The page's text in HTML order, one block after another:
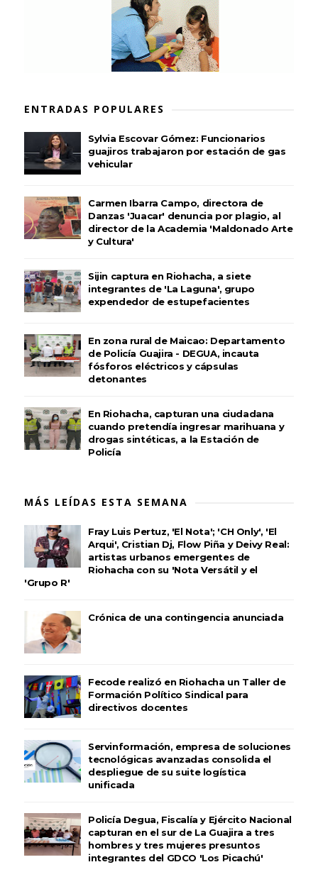
ENTRADAS POPULARES
Sylvia Escovar Gómez: Funcionarios
guajiros trabajaron por estación de gas
vehicular
Carmen Ibarra Campo, directora de
Danzas 'Juacar' denuncia por plagio, al
director de la Academia 'Maldonado Arte
y Cultura'
Sijin captura en Riohacha, a siete
integrantes de 'La Laguna', grupo
expendedor de estupefacientes
En zona rural de Maicao: Departamento
de Policía Guajira - DEGUA, incauta
fósforos eléctricos y cápsulas
detonantes
En Riohacha, capturan una ciudadana
cuando pretendía ingresar marihuana y
drogas sintéticas, a la Estación de
Policía
MÁS LEÍDAS ESTA SEMANA
Fray Luis Pertuz, 'El Nota'; 'CH Only', 'El
Arqui', Cristian Dj, Flow Piña y Deivy Real:
artistas urbanos emergentes de
Riohacha con su 'Nota Versátil y el
'Grupo R'
Crónica de una contingencia anunciada
Fecode realizó en Riohacha un Taller de
Formación Político Sindical para
directivos docentes
Servinformación, empresa de soluciones
tecnológicas avanzadas consolida el
despliegue de su suite logística
unificada
Policía Degua, Fiscalía y Ejército Nacional
capturan en el sur de La Guajira a tres
hombres y tres mujeres presuntos
integrantes del GDCO 'Los Picachú'